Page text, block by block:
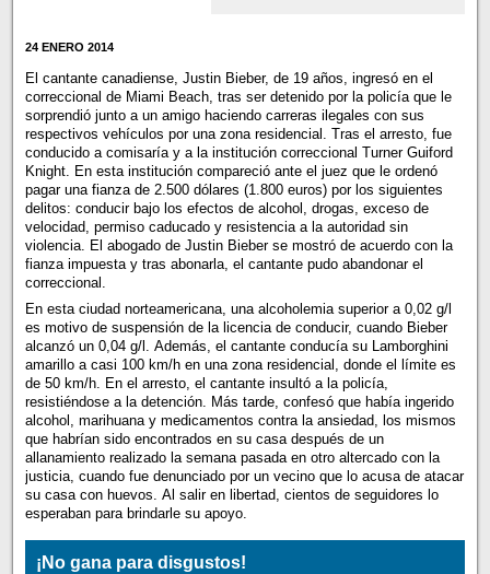
24 ENERO 2014
El cantante canadiense, Justin Bieber, de 19 años, ingresó en el
correccional de Miami Beach, tras ser detenido por la policía que le
sorprendió junto a un amigo haciendo carreras ilegales con sus
respectivos vehículos por una zona residencial. Tras el arresto, fue
conducido a comisaría y a la institución correccional Turner Guiford
Knight. En esta institución compareció ante el juez que le ordenó
pagar una fianza de 2.500 dólares (1.800 euros) por los siguientes
delitos: conducir bajo los efectos de alcohol, drogas, exceso de
velocidad, permiso caducado y resistencia a la autoridad sin
violencia. El abogado de Justin Bieber se mostró de acuerdo con la
fianza impuesta y tras abonarla, el cantante pudo abandonar el
correccional.
En esta ciudad norteamericana, una alcoholemia superior a 0,02 g/l
es motivo de suspensión de la licencia de conducir, cuando Bieber
alcanzó un 0,04 g/l. Además, el cantante conducía su Lamborghini
amarillo a casi 100 km/h en una zona residencial, donde el límite es
de 50 km/h. En el arresto, el cantante insultó a la policía,
resistiéndose a la detención. Más tarde, confesó que había ingerido
alcohol, marihuana y medicamentos contra la ansiedad, los mismos
que habrían sido encontrados en su casa después de un
allanamiento realizado la semana pasada en otro altercado con la
justicia, cuando fue denunciado por un vecino que lo acusa de atacar
su casa con huevos. Al salir en libertad, cientos de seguidores lo
esperaban para brindarle su apoyo.
¡No gana para disgustos!